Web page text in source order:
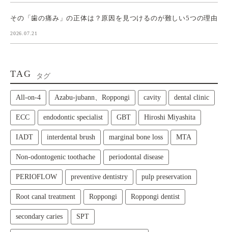
その「歯の痛み」の正体は？原因を見つけるのが難しい5つの理由
2026.07.21
TAG タグ
All‑on‑4 Azabu-jubann、Roppongi cavity dental clinic
ECC endodontic specialist GBT Hiroshi Miyashita
IADT interdental brush marginal bone loss MTA
Non-odontogenic toothache periodontal disease
PERIOFLOW preventive dentistry pulp preservation
Root canal treatment Roppongi Roppongi dentist
secondary caries SPT